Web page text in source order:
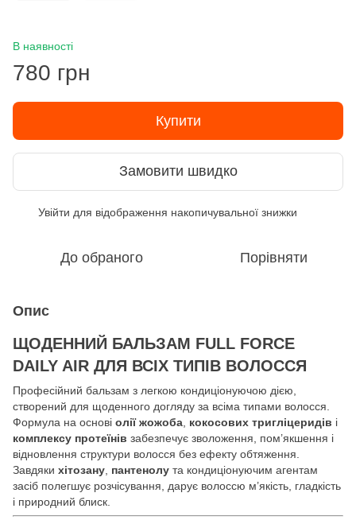
В наявності
780 грн
Купити
Замовити швидко
Увійти для відображення накопичувальної знижки
До обраного Порівняти
Опис
ЩОДЕННИЙ БАЛЬЗАМ FULL FORCE
DAILY AIR ДЛЯ ВСІХ ТИПІВ ВОЛОССЯ
Професійний бальзам з легкою кондиціонуючою дією,
створений для щоденного догляду за всіма типами волосся.
Формула на основі олії жожоба кокосових тригліцеридів і
комплексу протеїнів забезпечує зволоження, пом’якшення і
відновлення структури волосся без ефекту обтяження.
Завдяки хітозану пантенолу та кондиціонуючим агентам
засіб полегшує розчісування, дарує волоссю м’якість, гладкість
і природний блиск.